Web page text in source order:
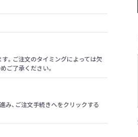
。ご注文のタイミングによっては欠
ご了承ください。
み、ご注文手続きへをクリックする